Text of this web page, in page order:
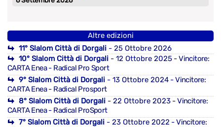
Altre edizioni
11° Slalom Città di Dorgali - 25 Ottobre 2026
10° Slalom Città di Dorgali - 12 Ottobre 2025 - Vincitore:
CARTA Enea - Radical Pro Sport
9° Slalom Città di Dorgali - 13 Ottobre 2024 - Vincitore:
CARTA Enea - Radical Prosport
8° Slalom Città di Dorgali - 22 Ottobre 2023 - Vincitore:
CARTA Enea - Radical ProSport
7° Slalom Città di Dorgali - 23 Ottobre 2022 - Vincitore: